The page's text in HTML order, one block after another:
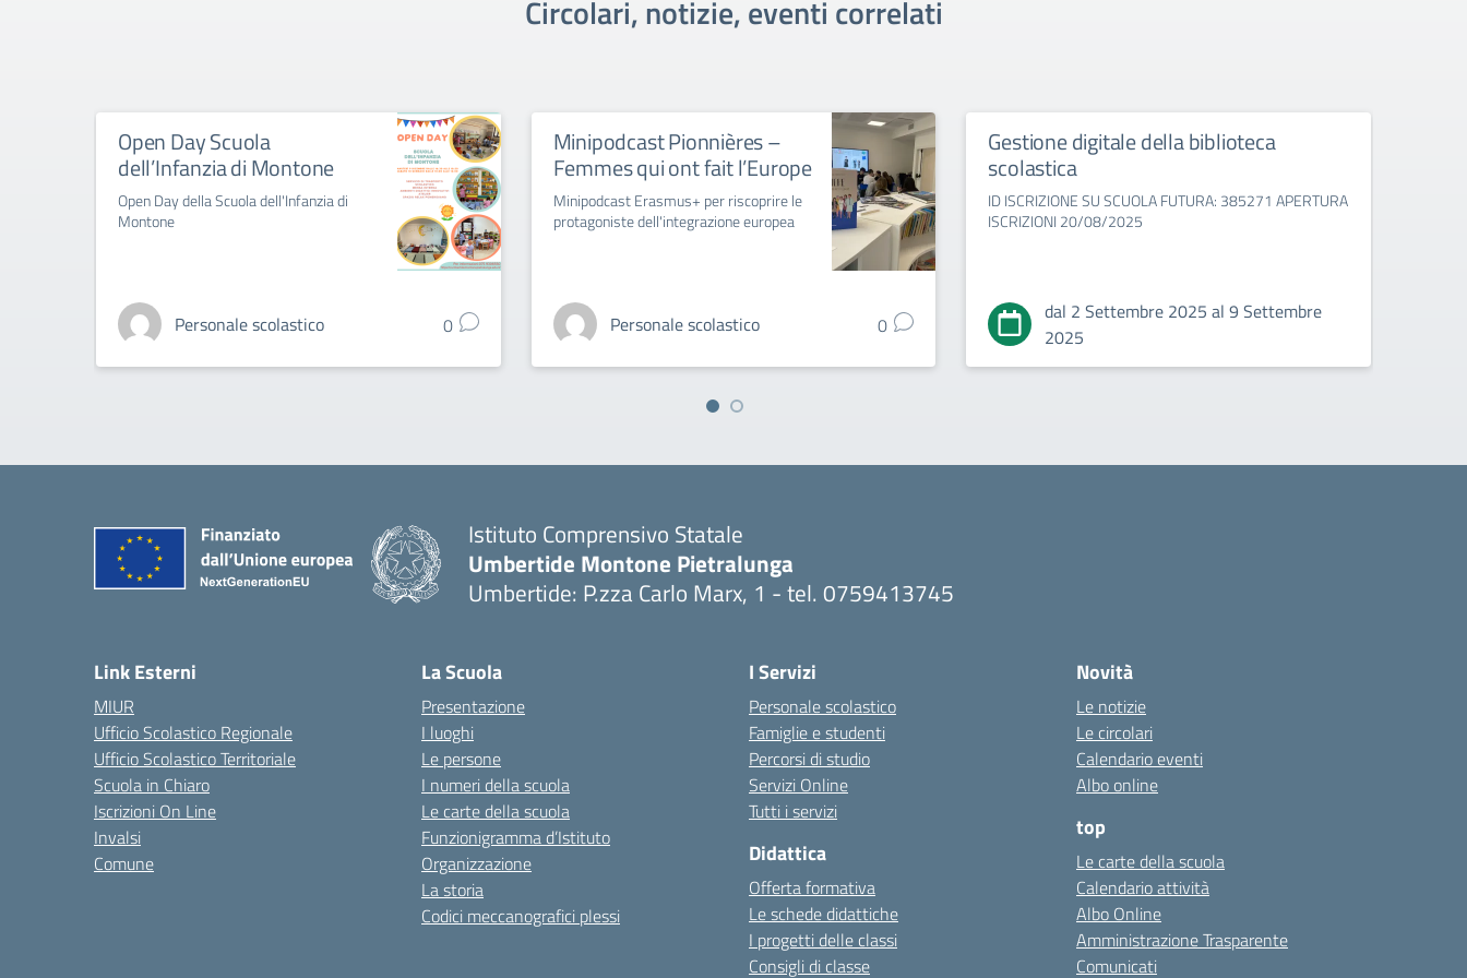
Circolari, notizie, eventi correlati
Open Day Scuola
dell’Infanzia di Montone
Open Day della Scuola dell'Infanzia di
Montone
Personale scolastico 0
Minipodcast Pionnières –
Femmes qui ont fait l’Europe
Minipodcast Erasmus+ per riscoprire le
protagoniste dell'integrazione europea
Personale scolastico 0
Gestione digitale della biblioteca
scolastica
ID ISCRIZIONE SU SCUOLA FUTURA: 385271 APERTURA
ISCRIZIONI 20/08/2025
dal 2 Settembre 2025 al 9 Settembre
2025
Istituto Comprensivo Statale
Umbertide Montone Pietralunga
Umbertide: P.zza Carlo Marx, 1 - tel. 0759413745
Link Esterni
MIUR
Ufficio Scolastico Regionale
Ufficio Scolastico Territoriale
Scuola in Chiaro
Iscrizioni On Line
Invalsi
Comune
La Scuola
Presentazione
I luoghi
Le persone
I numeri della scuola
Le carte della scuola
Funzionigramma d’Istituto
Organizzazione
La storia
Codici meccanografici plessi
I Servizi
Personale scolastico
Famiglie e studenti
Percorsi di studio
Servizi Online
Tutti i servizi
Didattica
Offerta formativa
Le schede didattiche
I progetti delle classi
Consigli di classe
Novità
Le notizie
Le circolari
Calendario eventi
Albo online
top
Le carte della scuola
Calendario attività
Albo Online
Amministrazione Trasparente
Comunicati